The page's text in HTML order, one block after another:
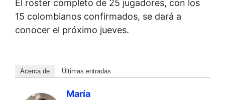
El roster completo de 25 jugadores, con los
15 colombianos confirmados, se dará a
conocer el próximo jueves.
Acerca de Últimas entradas
María